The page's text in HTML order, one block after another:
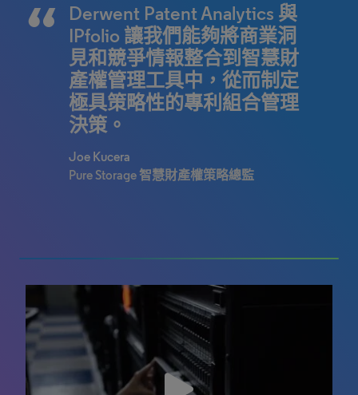
透過全新的視覺化呈現，讓
資訊變得一目了然，輕鬆促
進我們開展重要對話，為客
戶決策提供強大支援！ 只需
幾個簡單的點擊，Derwent
Patent Analytics 即能將繁複
的資料轉化為生動的視覺效
果，讓洞察直觀呈現！
我們讓本公司的全球專利團
隊權獲取相關的優質資料，
因此能夠在更短的時間內做
出更好的決策。
David Dutcher
Western Digital 首席專利法律顧問
Derwent Patent Analytics 與
IPfolio 讓我們能夠將商業洞
見和競爭情報整合到智慧財
產權管理工具中，從而制定
極具策略性的專利組合管理
決策。
Joe Kucera
Pure Storage 智慧財產權策略總監